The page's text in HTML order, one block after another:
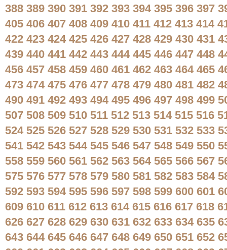
388 389 390 391 392 393 394 395 396 397
405 406 407 408 409 410 411 412 413 414
422 423 424 425 426 427 428 429 430 431
439 440 441 442 443 444 445 446 447 448
456 457 458 459 460 461 462 463 464 465
473 474 475 476 477 478 479 480 481 482
490 491 492 493 494 495 496 497 498 499
507 508 509 510 511 512 513 514 515 516
524 525 526 527 528 529 530 531 532 533
541 542 543 544 545 546 547 548 549 550
558 559 560 561 562 563 564 565 566 567
575 576 577 578 579 580 581 582 583 584
592 593 594 595 596 597 598 599 600 601
609 610 611 612 613 614 615 616 617 618
626 627 628 629 630 631 632 633 634 635
643 644 645 646 647 648 649 650 651 652